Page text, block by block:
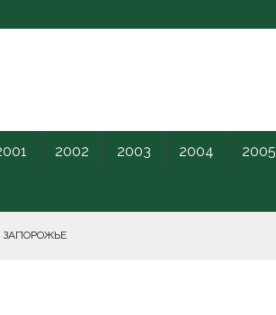
2002 2003 2004 2005
ЗАПОРОЖЬЕ